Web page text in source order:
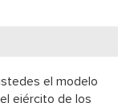
el modelo
ejército de los